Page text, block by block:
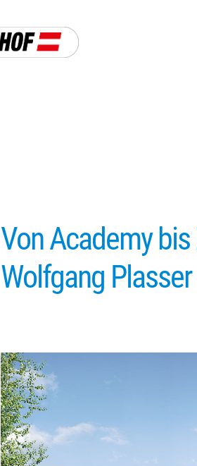
Von Academy
Wolfgang